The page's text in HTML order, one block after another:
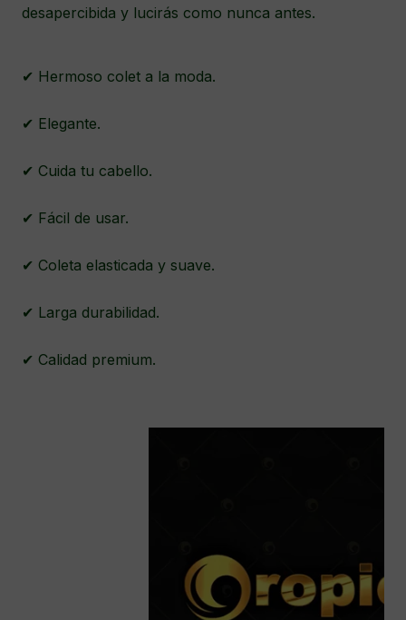
desapercibida y lucirás como nunca antes.
✔ Hermoso colet a la moda.
✔ Elegante.
✔ Cuida tu cabello.
✔ Fácil de usar.
✔ Coleta elasticada y suave.
✔ Larga durabilidad.
✔ Calidad premium.